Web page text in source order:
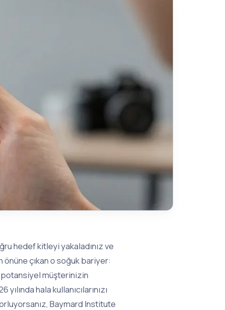
hedef kitleyi yakaladınız ve
önüne çıkan o soğuk bariyer:
potansiyel müşterinizin
hala kullanıcılarınızı
Baymard Institute